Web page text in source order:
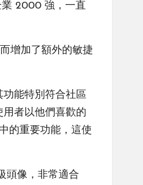
2000 強，一直
增加了額外的敏捷
能特別符合社區
者以他們喜歡的
的重要功能，這使
頭像，非常適合